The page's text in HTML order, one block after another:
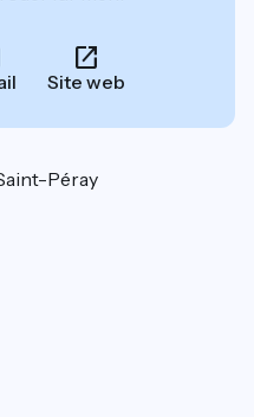
Site web
Péray